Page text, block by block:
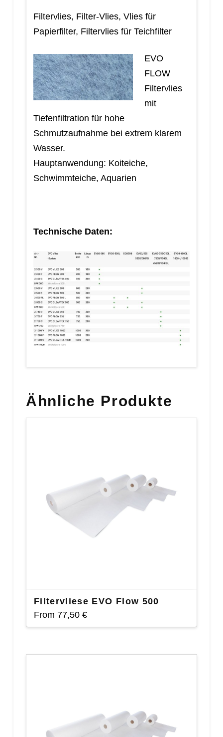
Filtervlies, Filter-Vlies, Vlies für
Papierfilter, Filtervlies für Teichfilter
EVO
FLOW
Filtervlies
mit
Tiefenfiltration für hohe
Schmutzaufnahme bei extrem klarem
Wasser.
Hauptanwendung: Koiteiche,
Schwimmteiche, Aquarien
Technische Daten:
Ähnliche Produkte
Filtervliese EVO Flow 500
From 77,50 €